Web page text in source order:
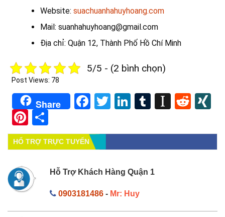
Website: suachuanhahuyhoang.com
Mail: suanhahuyhoang@gmail.com
Địa chỉ: Quận 12, Thành Phố Hồ Chí Minh
5/5 - (2 bình chọn)
Post Views: 78
Share Facebook
TwitterLinkedIn
Tumblr
Pinterest
HỔ TRỢ TRỰC TUYẾN
Hỗ Trợ Khách Hàng Quận 1
0903181486- Mr: Huy